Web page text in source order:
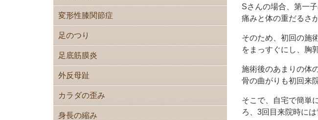
Sさんの場合、第一
痛みと体の重だるさ
そのため、初回の施
をまっすぐにし、胸
施術後のあまりの体
骨の曲がりも初回来
そこで、自宅で簡単
ろ、3回目来院時に
変形性膝関節症
足のつり
足底筋膜炎
外反母趾
カラダの歪み
身長の縮み